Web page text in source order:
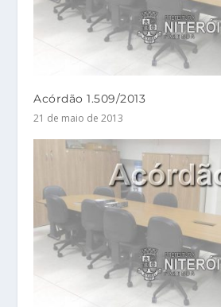
Acórdão 1.509/2013
21 de maio de 2013